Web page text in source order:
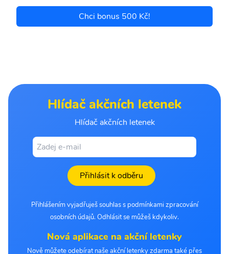
Chci bonus 500 Kč!
Hlídač akčních letenek
Hlídač akčních letenek
Přihlásit k odběru
Přihlášením vyjadřuješ souhlas s podmínkami zpracování
osobních údajů. Odhlásit se můžeš kdykoliv.
Nová aplikace na akční letenky
Nově můžete odebírat naše akční letenky zdarma také přes